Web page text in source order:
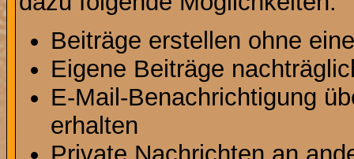
Beiträge erstellen ohne
Eigene Beiträge
E-Mail-Benachrichtigung
erhalten